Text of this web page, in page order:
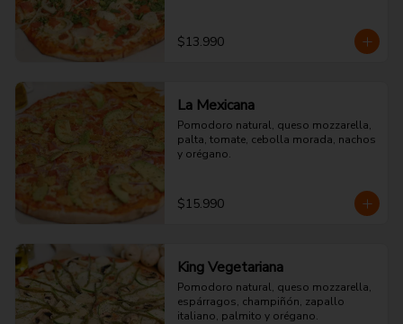
$13.990
La Mexicana
Pomodoro natural, queso mozzarella,
palta, tomate, cebolla morada, nachos
y orégano.
$15.990
King Vegetariana
Pomodoro natural, queso mozzarella,
espárragos, champiñón, zapallo
italiano, palmito y orégano.